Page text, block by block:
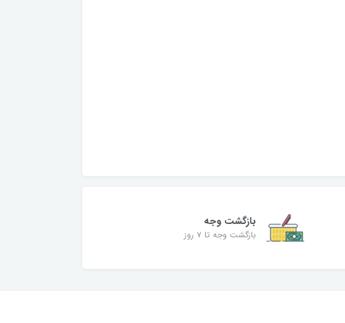
بازگشت وجه
بازگشت وجه تا ۷ روز